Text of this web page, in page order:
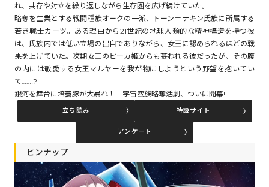
閉じる
れ、共存や対立を繰り返しながら生存圏を広げ続けていた。
略奪を生業とする戦闘種族オークの一派、トーン＝テキン氏族に所属する
若き戦士カーツ。ある理由から21世紀の地球人類的な精神構造を持つ彼
は、氏族内では低い立場の出自でありながら、女王に認められるほどの戦
果を上げていた。次期女王のピーカ姫からも慕われる彼だったが、その腹
の内には敬愛する女王マルヤーを我が物にしようという野望を抱いてい
て……!?
銀河を舞台に培養豚が大暴れ！ 宇宙蛮族略奪活劇、ついに開幕!!
立ち読み 特設サイト
アンケート
ピンナップ